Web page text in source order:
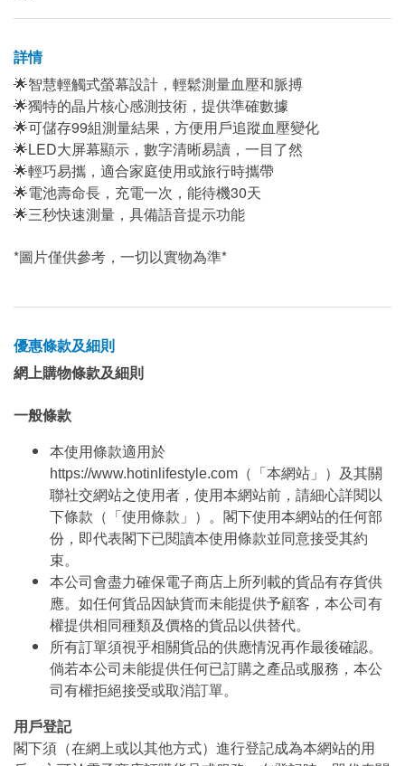
詳情
🌟智慧輕觸式螢幕設計，輕鬆測量血壓和脈搏
🌟獨特的晶片核心感測技術，提供準確數據
🌟可儲存99組測量結果，方便用戶追蹤血壓變化
🌟LED大屏幕顯示，數字清晰易讀，一目了然
🌟輕巧易攜，適合家庭使用或旅行時攜帶
🌟電池壽命長，充電一次，能待機30天
🌟三秒快速測量，具備語音提示功能
*圖片僅供參考，一切以實物為準*
優惠條款及細則
網上購物條款及細則
一般條款
本使用條款適用於
https://www.hotinlifestyle.com（「本網站」）及其關
聯社交網站之使用者，使用本網站前，請細心詳閱以
下條款（「使用條款」）。閣下使用本網站的任何部
份，即代表閣下已閱讀本使用條款並同意接受其約
束。
本公司會盡力確保電子商店上所列載的貨品有存貨供
應。如任何貨品因缺貨而未能提供予顧客，本公司有
權提供相同種類及價格的貨品以供替代。
所有訂單須視乎相關貨品的供應情況再作最後確認。
倘若本公司未能提供任何已訂購之產品或服務，本公
司有權拒絕接受或取消訂單。
用戶登記
閣下須（在網上或以其他方式）進行登記成為本網站的用